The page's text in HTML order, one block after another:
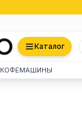
Каталог
КОФЕМАШИНЫ